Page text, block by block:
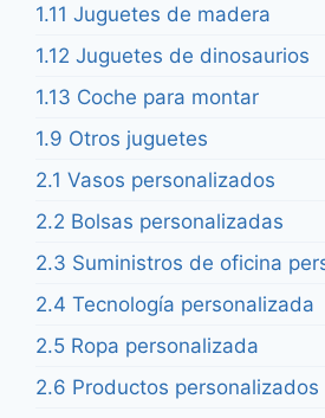
1.11 Juguetes de madera
1.12 Juguetes de dinosaurios
1.13 Coche para montar
1.9 Otros juguetes
2.1 Vasos personalizados
2.2 Bolsas personalizadas
2.3 Suministros de oficina
2.4 Tecnología personalizada
2.5 Ropa personalizada
2.6 Productos